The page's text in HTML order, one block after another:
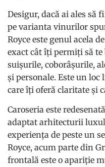
Desigur, dacă ai ales să
pe varianta vinurilor
Royce este genul acela
exact cât îți permiți să
suișurile, coborâșurile,
și personale. Este un loc
care îți oferă claritate și
Caroseria este
adaptat arhitecturii
experiența de peste un
Royce, acum parte din
frontală este o apariție